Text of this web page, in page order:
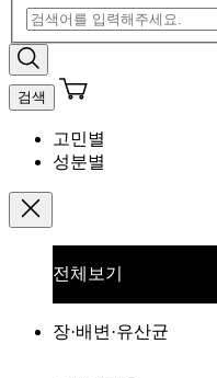
검색
고민별
성분별
전체보기
장·배변·유산균